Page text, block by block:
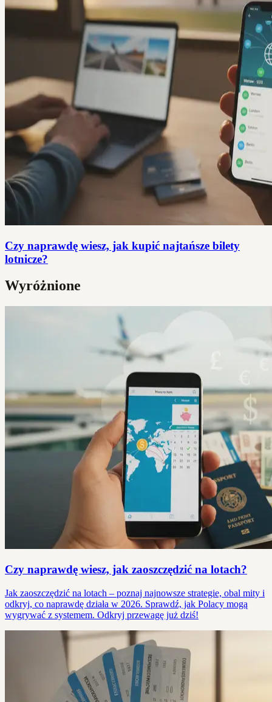
Czy naprawdę wiesz, jak kupić najtańsze bilety
lotnicze?
Wyróżnione
Czy naprawdę wiesz, jak zaoszczędzić na lotach?
Jak zaoszczędzić na lotach – poznaj najnowsze strategie, obal mity i
odkryj, co naprawdę działa w 2026. Sprawdź, jak Polacy mogą
wygrywać z systemem. Odkryj przewagę już dziś!